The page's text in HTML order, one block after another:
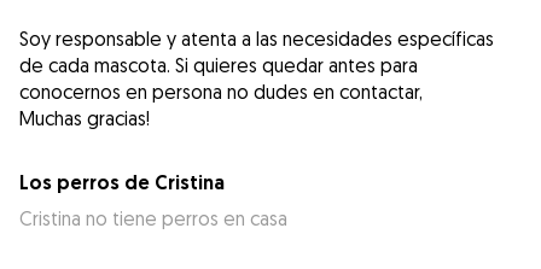
Soy responsable y atenta a las necesidades específicas
de cada mascota. Si quieres quedar antes para
conocernos en persona no dudes en contactar,
Muchas gracias!
Los perros de Cristina
Cristina no tiene perros en casa